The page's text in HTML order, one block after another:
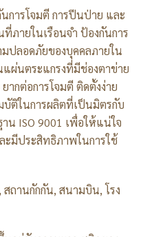
การโจมตี การปีนป่าย และ
ภายในเรือนจำ ป้องกันการ
ปลอดภัยของบุคคลภายใน
ผ่นตระแกรงที่มีช่องตาข่าย
กต่อการโจมตี ติดตั้งง่าย
ติในการผลิตที่เป็นมิตรกับ
น ISO 9001 เพื่อให้แน่ใจ
มีประสิทธิภาพในการใช้
สถานกักกัน, สนามบิน, โรง